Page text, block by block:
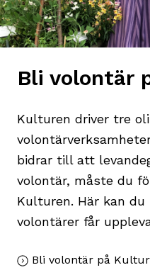
Bli volontär
Kulturen driver tre
bidrar till att
volontär, måste du
Kulturen. Här kan
volontärer får
Bli volontär på